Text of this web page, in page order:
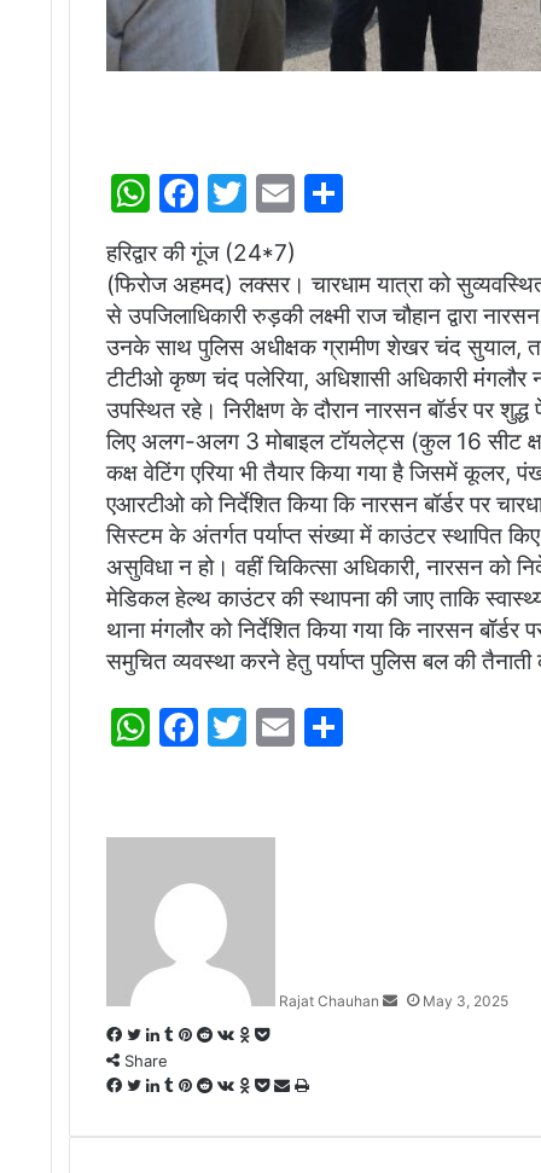
W
at
s
A
p
p
F
a
c
e
b
o
o
k
T
w
itt
er
E
ai
l
ar
e
हरिद्वार की गूंज (24*7)
(फिरोज अहमद) लक्सर। चारधाम यात्रा को
से उपजिलाधिकारी रुड़की लक्ष्मी राज चौहान द्वारा
उनके साथ पुलिस अधीक्षक ग्रामीण शेखर चंद सुयाल,
टीटीओ कृष्ण चंद पलेरिया, अधिशासी अधिकारी मंंगलौर
उपस्थित रहे। निरीक्षण के दौरान नारसन बॉर्डर पर
लिए अलग-अलग 3 मोबाइल टॉयलेट्स (कुल 16 सीट
कक्ष वेटिंग एरिया भी तैयार किया गया है जिसमें
एआरटीओ को निर्देशित किया कि नारसन बॉर्डर पर
सिस्टम के अंतर्गत पर्याप्त संख्या में काउंटर स्थापित
असुविधा न हो। वहीं चिकित्सा अधिकारी, नारसन को
मेडिकल हेल्थ काउंटर की स्थापना की जाए ताकि
थाना मंंगलौर को निर्देशित किया गया कि नारसन
समुचित व्यवस्था करने हेतु पर्याप्त पुलिस बल की
W
s
A
p
p
F
e
b
o
T
er
E
Rajat Chauhan May 3, 2025
Facebook
Twitter
LinkedIn
Tumblr
Pinterest
RedditVKontakte
Odnoklassniki
Pocket
Share
Facebook
Twitter
LinkedIn
Tumblr
Pinterest
RedditVKontakte
Odnoklassniki
Pocket
Share
Email
Print